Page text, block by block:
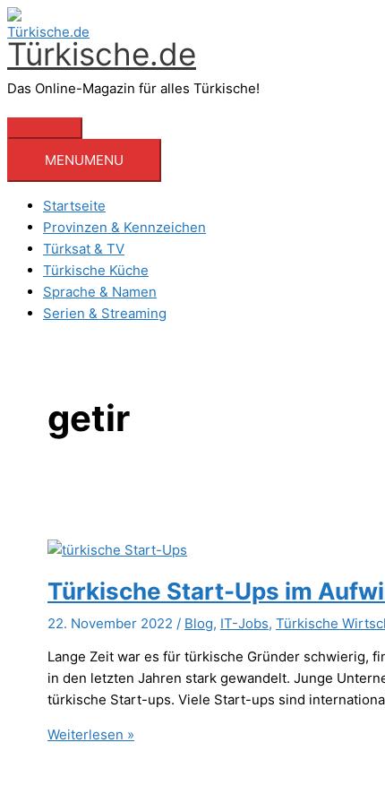
Zum
Inhalt
springen
Türkische.de
Das Online-Magazin für alles Türkische!
Hauptmenü
MENUMENU
Startseite
Provinzen & Kennzeichen
Türksat & TV
Türkische Küche
Sprache & Namen
Serien & Streaming
getir
Türkische Start-Ups im
22. November 2022 / Blog, IT-Jobs, Türkische
Lange Zeit war es für türkische Gründer schwierig,
in den letzten Jahren stark gewandelt. Junge
türkische Start-ups. Viele Start-ups sind
Türkische
Weiterlesen »